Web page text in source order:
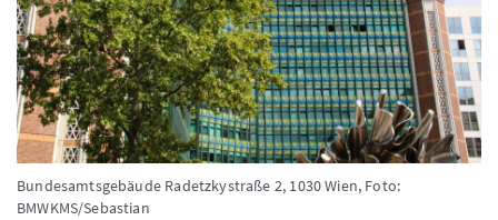
Bundesamtsgebäude Radetzkystraße 2, 1030 Wien, Foto:
BMWKMS/Sebastian